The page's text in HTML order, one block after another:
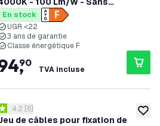
scintillement - UGR <22 - Garantie
3 ans
En stock
UGR <22
3 ans de garantie
Classe énergétique F
,
90
TVA incluse
de câbles pour fixation de
ouvrir le tiroir des avis
étoiles de notation
4.2 [6]